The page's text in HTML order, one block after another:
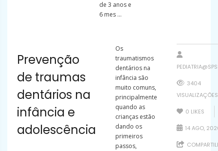
de 3 anos e
6 mes ...
Prevenção
de traumas
dentários na
infância e
adolescência
Os
traumatismos
dentários na
infância são
muito comuns,
principalmente
quando as
crianças estão
dando os
primeiros
passos,
3404
VISUALIZAÇÕES
0 LIKES
14 AGO,